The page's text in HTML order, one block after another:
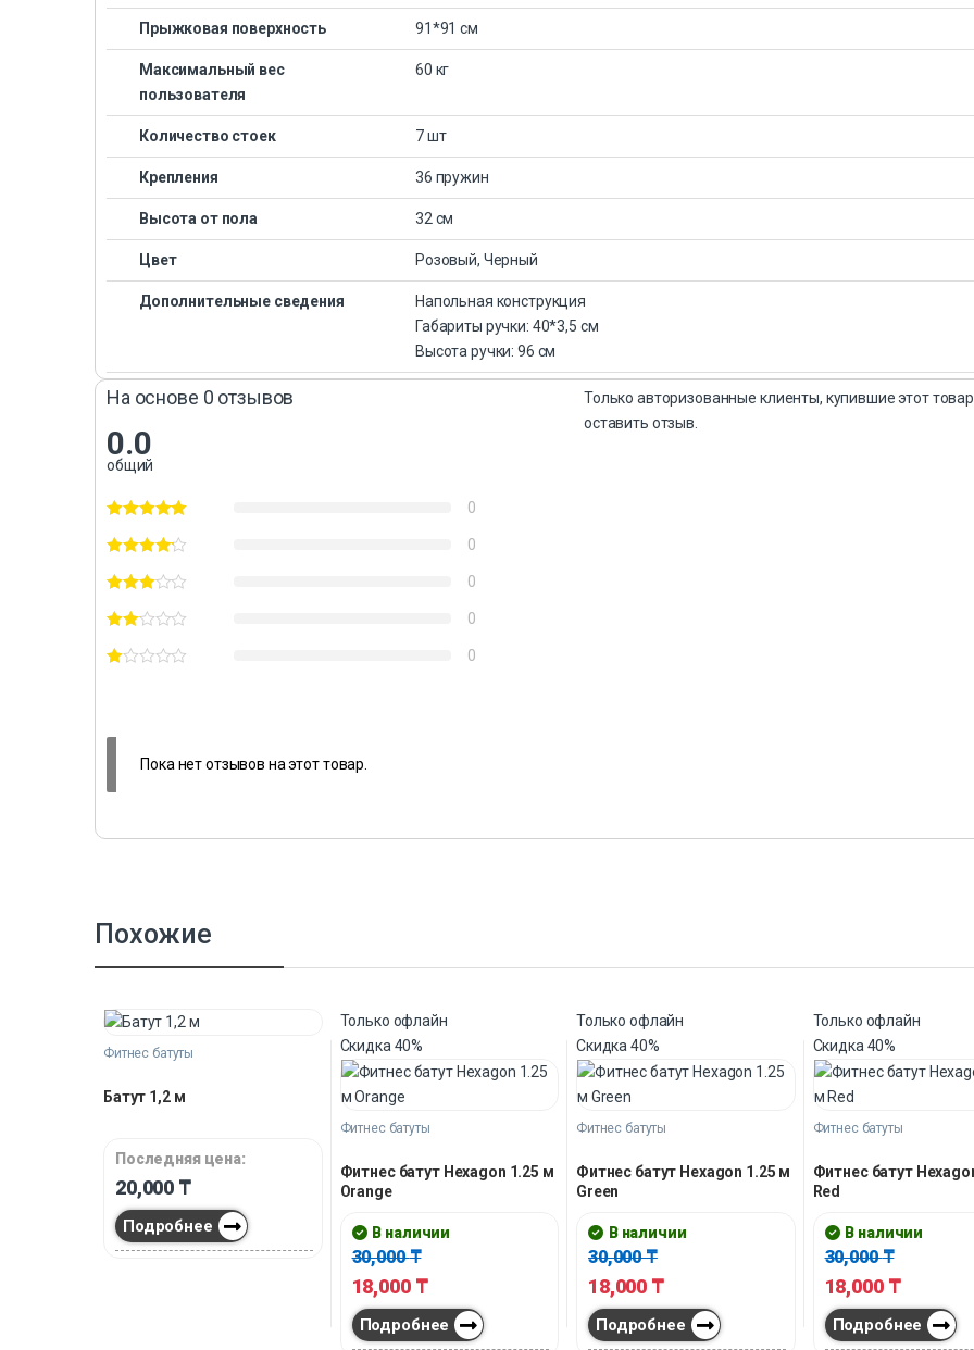
Прыжковая поверхность 91*91 см
Максимальный вес
пользователя
60 кг
Количество стоек 7 шт
Крепления 36 пружин
Высота от пола 32 см
Цвет Розовый, Черный
Дополнительные сведения
Напольная конструкция
Габариты ручки: 40*3,5 см
Высота ручки: 96 см
На основе 0 отзывов
0.0
общий
0
0
0
0
0
Только авторизованные клиенты, купившие этот
оставить отзыв.
Пока нет отзывов на этот товар.
Похожие
Фитнес батуты
Батут 1,2 м
Последняя цена:
20,000 ₸
Подробнее
Только офлайн
Скидка 40%
Фитнес батуты
Фитнес батут Hexagon 1.25 м
Orange
В наличии
30,000₸
18,000 ₸
Подробнее
Только офлайн
Скидка40%
Фитнес батуты
Фитнес батут Hexagon 1.25 м
Green
В наличии
30,000₸
18,000 ₸
Подробнее
Только офлайн
Скидка 40%
Фитнес батуты
Фитнес батут
Red
В наличии
30,000₸
18,000 ₸
Подробнее